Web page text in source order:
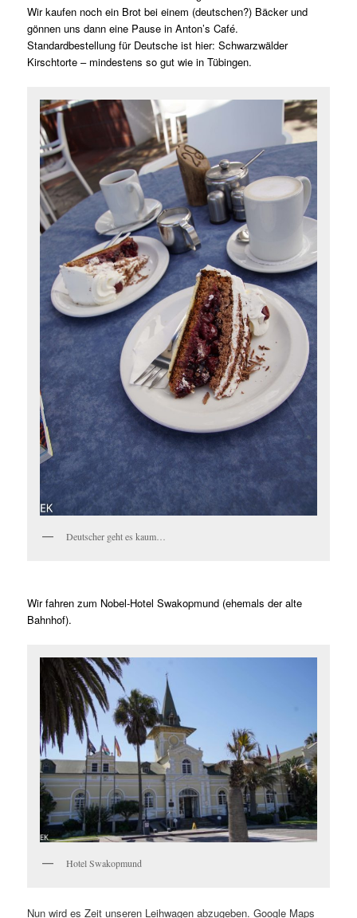
Wir kaufen noch ein Brot bei einem (deutschen?) Bäcker und
gönnen uns dann eine Pause in Anton’s Café.
Standardbestellung für Deutsche ist hier: Schwarzwälder
Kirschtorte – mindestens so gut wie in Tübingen.
Deutscher geht es kaum…
Wir fahren zum Nobel-Hotel Swakopmund (ehemals der alte
Bahnhof).
Hotel Swakopmund
Nun wird es Zeit unseren Leihwagen abzugeben. Google Maps